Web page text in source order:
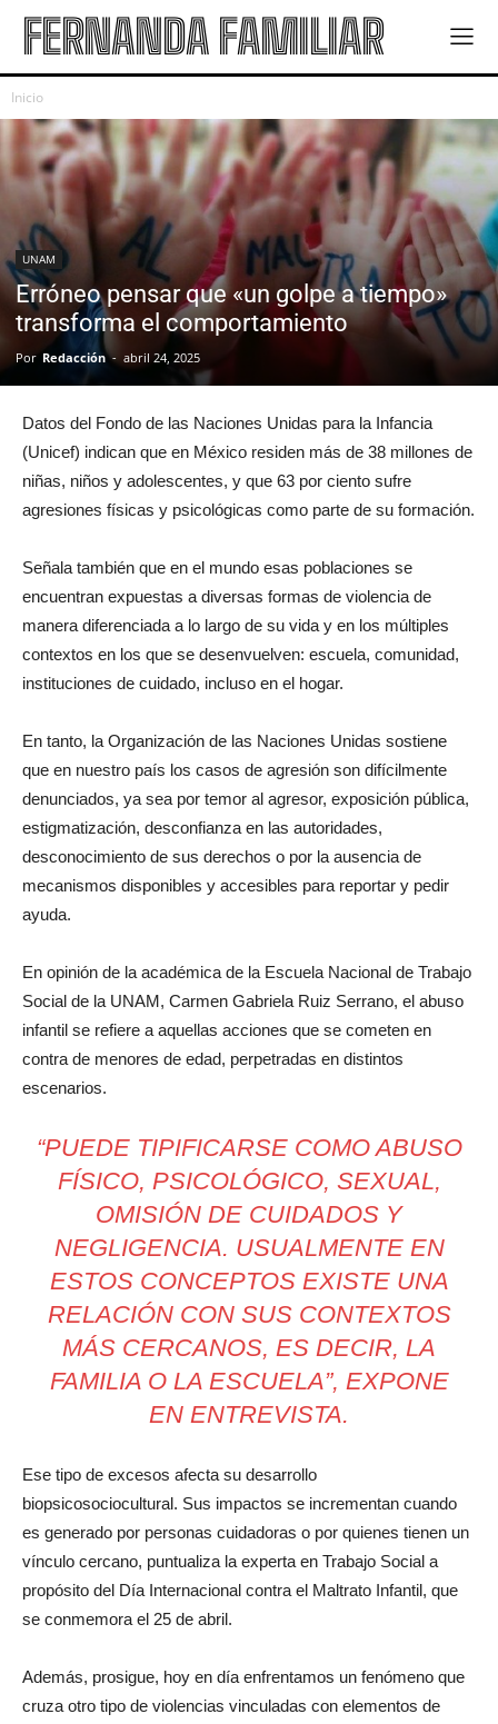
FERNANDA FAMILIAR
Inicio
UNAM
Erróneo pensar que «un golpe a tiempo»
transforma el comportamiento
Por Redacción - abril 24, 2025
Datos del Fondo de las Naciones Unidas para la Infancia
(Unicef) indican que en México residen más de 38 millones de
niñas, niños y adolescentes, y que 63 por ciento sufre
agresiones físicas y psicológicas como parte de su formación.
Señala también que en el mundo esas poblaciones se
encuentran expuestas a diversas formas de violencia de
manera diferenciada a lo largo de su vida y en los múltiples
contextos en los que se desenvuelven: escuela, comunidad,
instituciones de cuidado, incluso en el hogar.
En tanto, la Organización de las Naciones Unidas sostiene
que en nuestro país los casos de agresión son difícilmente
denunciados, ya sea por temor al agresor, exposición pública,
estigmatización, desconfianza en las autoridades,
desconocimiento de sus derechos o por la ausencia de
mecanismos disponibles y accesibles para reportar y pedir
ayuda.
En opinión de la académica de la Escuela Nacional de Trabajo
Social de la UNAM, Carmen Gabriela Ruiz Serrano, el abuso
infantil se refiere a aquellas acciones que se cometen en
contra de menores de edad, perpetradas en distintos
escenarios.
“PUEDE TIPIFICARSE COMO ABUSO
FÍSICO, PSICOLÓGICO, SEXUAL,
OMISIÓN DE CUIDADOS Y
NEGLIGENCIA. USUALMENTE EN
ESTOS CONCEPTOS EXISTE UNA
RELACIÓN CON SUS CONTEXTOS
MÁS CERCANOS, ES DECIR, LA
FAMILIA O LA ESCUELA”, EXPONE
EN ENTREVISTA.
Ese tipo de excesos afecta su desarrollo
biopsicosociocultural. Sus impactos se incrementan cuando
es generado por personas cuidadoras o por quienes tienen un
vínculo cercano, puntualiza la experta en Trabajo Social a
propósito del Día Internacional contra el Maltrato Infantil, que
se conmemora el 25 de abril.
Además, prosigue, hoy en día enfrentamos un fenómeno que
cruza otro tipo de violencias vinculadas con elementos de